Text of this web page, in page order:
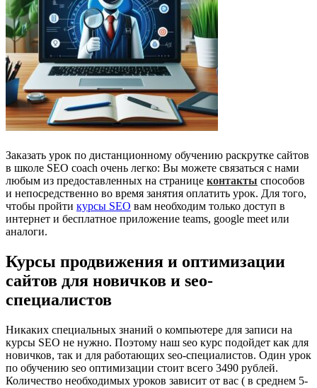
Заказать урок по дистанционному обучению раскрутке сайтов
в школе SEO coach очень легко: Вы можете связаться с нами
любым из предоставленных на странице контакты способов
и непосредственно во время занятия оплатить урок. Для того,
чтобы пройти курсы SEO вам необходим только доступ в
интернет и бесплатное приложение teams, google meet или
аналоги.
Курсы продвижения и оптимизации
сайтов для новичков и seo-
специалистов
Никаких специальных знаний о компьютере для записи на
курсы SEO не нужно. Поэтому наш seo курс подойдет как для
новичков, так и для работающих seo-специалистов. Один урок
по обучению seo оптимизации стоит всего 3490 рублей.
Количество необходимых уроков зависит от вас ( в среднем 5-